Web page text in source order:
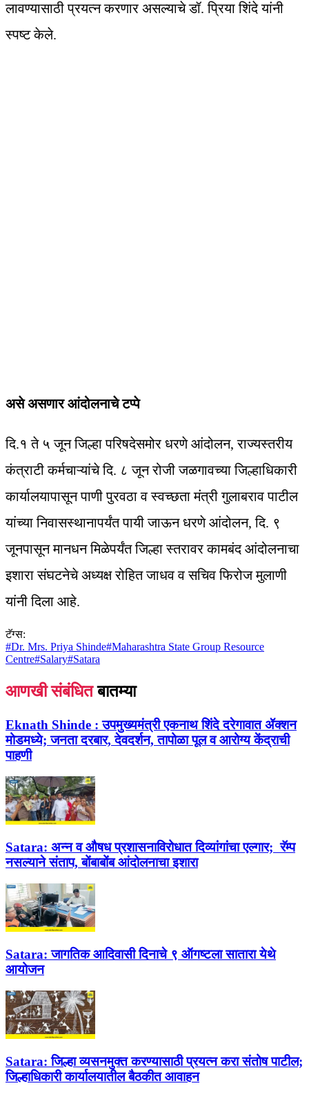
लावण्यासाठी प्रयत्न करणार असल्याचे डॉ. प्रिया शिंदे यांनी
स्पष्ट केले.
असे असणार आंदोलनाचे टप्पे
दि.१ ते ५ जून जिल्हा परिषदेसमोर धरणे आंदोलन, राज्यस्तरीय
कंत्राटी कर्मचाऱ्यांचे दि. ८ जून रोजी जळगावच्या जिल्हाधिकारी
कार्यालयापासून पाणी पुरवठा व स्वच्छता मंत्री गुलाबराव पाटील
यांच्या निवासस्थानापर्यंत पायी जाऊन धरणे आंदोलन, दि. ९
जूनपासून मानधन मिळेपर्यंत जिल्हा स्तरावर कामबंद आंदोलनाचा
इशारा संघटनेचे अध्यक्ष रोहित जाधव व सचिव फिरोज मुलाणी
यांनी दिला आहे.
टॅग्स:
#Dr. Mrs. Priya Shinde#Maharashtra State Group Resource
Centre#Salary#Satara
आणखी संबंधित बातम्या
Eknath Shinde : उपमुख्यमंत्री एकनाथ शिंदे दरेगावात ॲक्शन
मोडमध्ये; जनता दरबार, देवदर्शन, तापोळा पूल व आरोग्य केंद्राची
पाहणी
Satara: अन्न व औषध प्रशासनाविरोधात दिव्यांगांचा एल्गार; रॅम्प
नसल्याने संताप, बोंबाबोंब आंदोलनाचा इशारा
Satara: जागतिक आदिवासी दिनाचे ९ ऑगष्टला सातारा येथे
आयोजन
Satara: जिल्हा व्यसनमुक्त करण्यासाठी प्रयत्न करा संतोष पाटील;
जिल्हाधिकारी कार्यालयातील बैठकीत आवाहन